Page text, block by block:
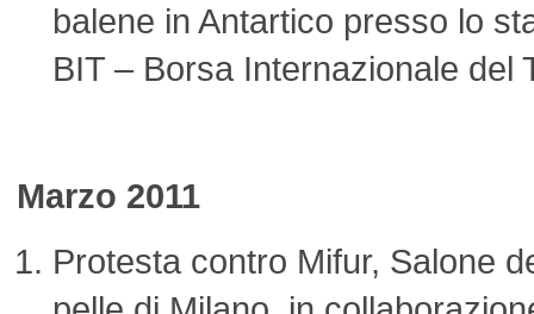
balene in Antartico presso lo
BIT – Borsa Internazionale del
Marzo 2011
Protesta contro Mifur, Salone